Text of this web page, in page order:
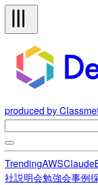
produced by
TrendingAWSClaude
社説明会勉強会事例